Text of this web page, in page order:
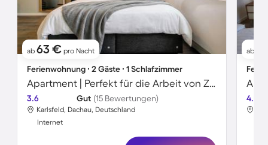
ab 63 € pro Nacht
Ferienwohnung ∙ 2 Gäste ∙ 1 Schlafzimmer
Apartment | Perfekt für die Arbeit von Zuhause
3.6 Gut (15 Bewertungen)
Karlsfeld, Dachau, Deutschland
Internet
ab
4.7